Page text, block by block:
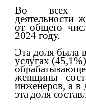
Во всех
деятельности
от общего
2024 году.
Эта доля была
услугах
женщины
инженеров, а в
эта доля